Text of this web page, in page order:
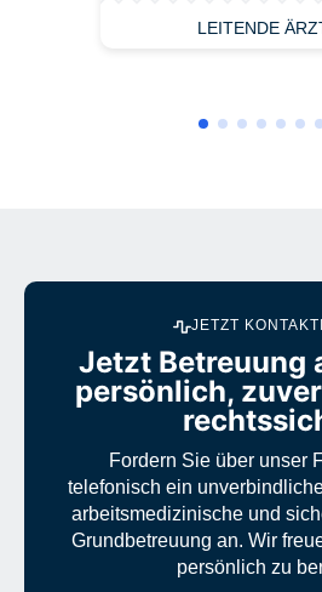
LEITENDE
JETZT
Jetzt Betreuung
persönlich,
Fordern Sie über unser
telefonisch ein
arbeitsmedizinische und
Grundbetreuung an. Wir
persönlich zu